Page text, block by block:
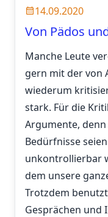
14.09.2020
Von Pädos
Manche Leute
gern mit der von
wiederum
stark. Für die
Argumente,
Bedürfnisse
unkontrollierbar
dem unsere
Trotzdem
Gesprächen und